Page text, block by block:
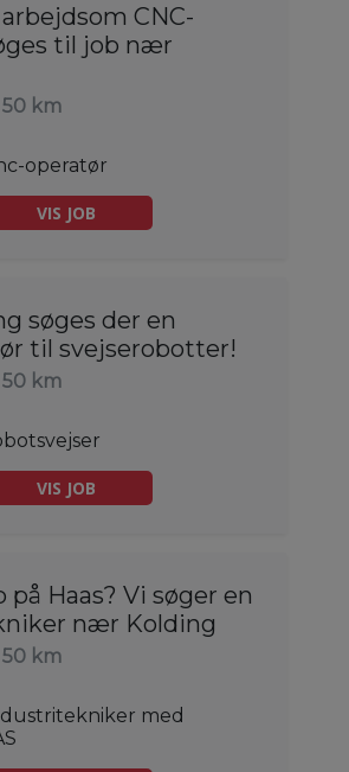
CNC-
til job nær
50 km
operatør
VIS JOB
søges der en
til svejserobotter!
50 km
VIS JOB
på Haas? Vi søger en
nær Kolding
50 km
med